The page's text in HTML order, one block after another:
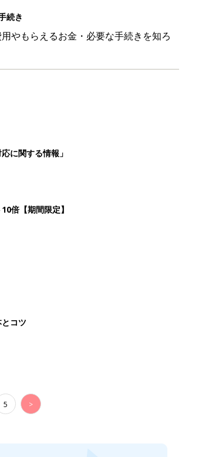
続き
やもらえるお金・必要な手続きを知ろ
に関する情報」
倍【期間限定】
コツ
5 >